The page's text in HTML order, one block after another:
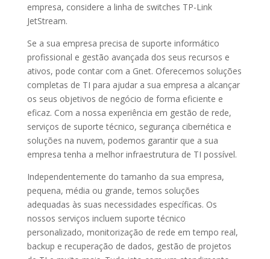
empresa, considere a linha de switches TP-Link
JetStream.
Se a sua empresa precisa de suporte informático
profissional e gestão avançada dos seus recursos e
ativos, pode contar com a Gnet. Oferecemos soluções
completas de TI para ajudar a sua empresa a alcançar
os seus objetivos de negócio de forma eficiente e
eficaz. Com a nossa experiência em gestão de rede,
serviços de suporte técnico, segurança cibernética e
soluções na nuvem, podemos garantir que a sua
empresa tenha a melhor infraestrutura de TI possível.
Independentemente do tamanho da sua empresa,
pequena, média ou grande, temos soluções
adequadas às suas necessidades específicas. Os
nossos serviços incluem suporte técnico
personalizado, monitorização de rede em tempo real,
backup e recuperação de dados, gestão de projetos